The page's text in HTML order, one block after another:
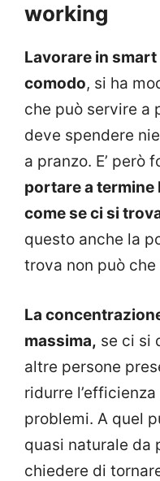
working
Lavorare in
comodo, si ha
che può servire a
deve spendere
a pranzo. E’ però
portare a termine
come se ci si
questo anche la
trova non può
La
massima, se ci si
altre persone
ridurre
problemi. A quel
quasi naturale da
chiedere di